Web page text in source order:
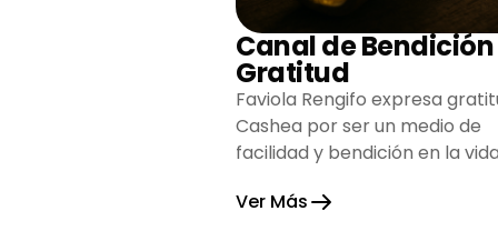
Canal de
Gratitud
Faviola Rengifo expresa
Cashea por ser un medio de
facilidad y bendición en la
esperanza.
Ver Más